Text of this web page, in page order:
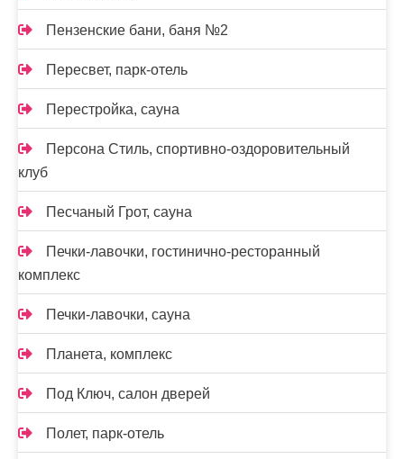
Пензенские бани, баня №2
Пересвет, парк-отель
Перестройка, сауна
Персона Стиль, спортивно-оздоровительный
клуб
Песчаный Грот, сауна
Печки-лавочки, гостинично-ресторанный
комплекс
Печки-лавочки, сауна
Планета, комплекс
Под Ключ, салон дверей
Полет, парк-отель